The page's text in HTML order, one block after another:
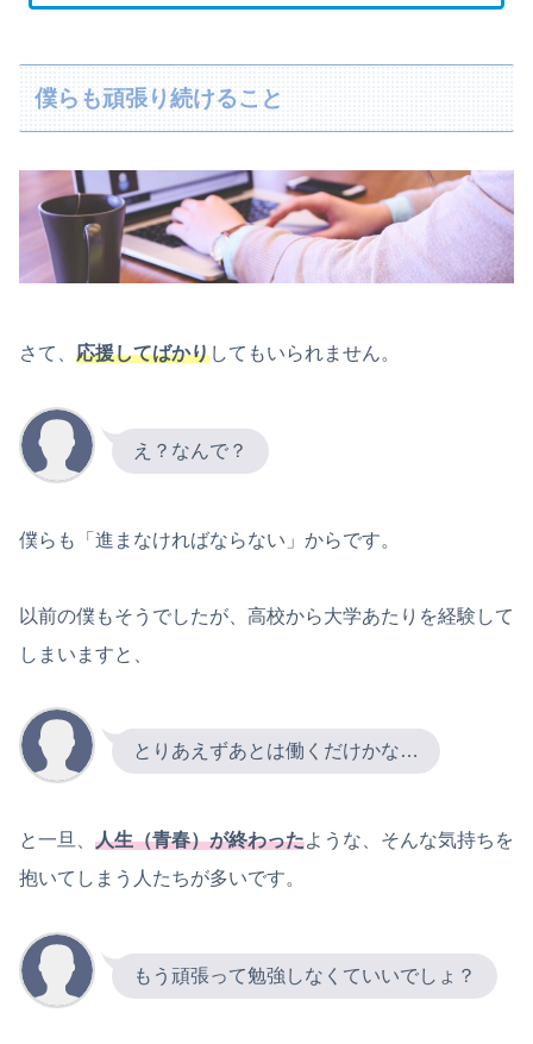
僕らも頑張り続けること
さて、 応援してばかりしてもいられません。
え？なんで？
僕らも「進まなければならない」からです。
以前の僕もそうでしたが、高校から大学あたりを経験して
しまいますと、
とりあえずあとは働くだけかな…
と一旦、 人生（青春）が終わったような、そんな気持ちを
抱いてしまう人たちが多いです。
もう頑張って勉強しなくていいでしょ？